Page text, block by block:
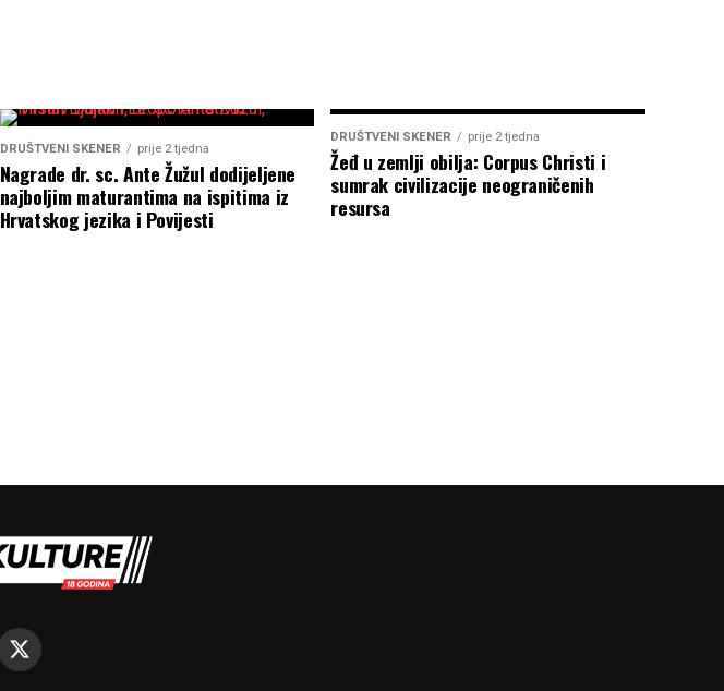
DRUŠTVENI SKENER prije 2 tjedna
Nagrade dr. sc. Ante Žužul dodijeljene
najboljim maturantima na ispitima iz
Hrvatskog jezika i Povijesti
DRUŠTVENI SKENER prije 2 tjedna
Žeđ u zemlji obilja: Corpus Christi i
sumrak civilizacije neograničenih
resursa